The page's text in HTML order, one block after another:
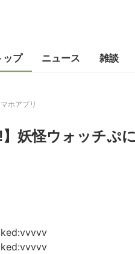
ップ ニュース 雑談
ホアプリ
】妖怪ウォッチ